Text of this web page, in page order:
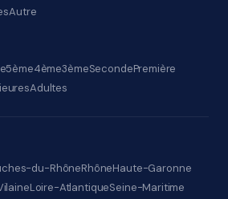
Autre
5ème4ème3èmeSecondePremière
Adultes
du-RhôneRhôneHaute-Garonne
Loire-AtlantiqueSeine-Maritime